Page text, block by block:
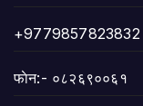
+9779857823832
फाेन:- ०८२६९००६१